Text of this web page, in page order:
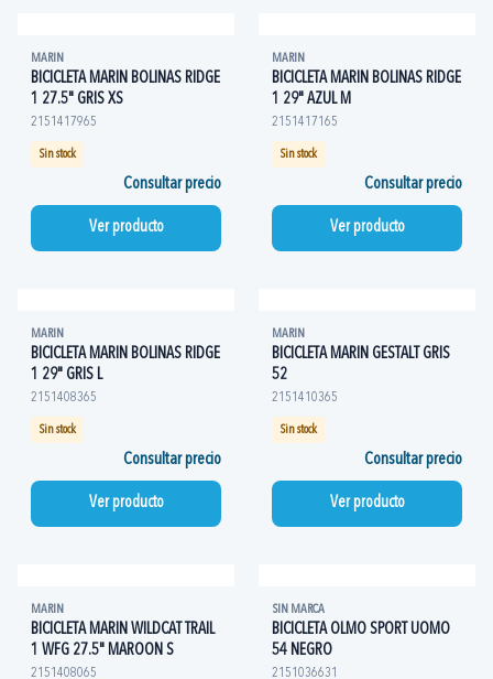
MARIN
BICICLETA MARIN BOLINAS RIDGE
1 27.5" GRIS XS
2151417965
Sin stock
Consultar precio
Ver producto
MARIN
BICICLETA MARIN BOLINAS RIDGE
1 29" AZUL M
2151417165
Sin stock
Consultar precio
Ver producto
MARIN
BICICLETA MARIN BOLINAS RIDGE
1 29" GRIS L
2151408365
Sin stock
Consultar precio
Ver producto
MARIN
BICICLETA MARIN GESTALT GRIS
52
2151410365
Sin stock
Consultar precio
Ver producto
MARIN
BICICLETA MARIN WILDCAT TRAIL
1 WFG 27.5" MAROON S
2151408065
SIN MARCA
BICICLETA OLMO SPORT UOMO
54 NEGRO
2151036631